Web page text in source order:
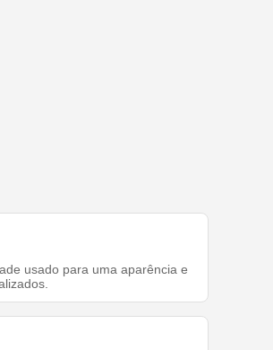
usado para uma aparência e